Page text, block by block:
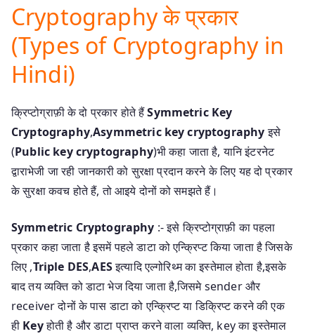
Cryptography के प्रकार
(Types of Cryptography in
Hindi)
क्रिप्टोग्राफ़ी के दो प्रकार होते हैंSymmetric Key
Cryptography,Asymmetric key cryptographyइसे
(Public key cryptography)भी कहा जाता है, यानि इंटरनेट
द्वाराभेजी जा रही जानकारी को सुरक्षा प्रदान करने के लिए यह दो प्रकार
के सुरक्षा कवच होते हैं, तो आइये दोनों को समझते हैं।
Symmetric Cryptography :- इसे क्रिप्टोग्राफ़ी का पहला
प्रकार कहा जाता है इसमें पहले डाटा को एन्क्रिप्ट किया जाता है जिसके
लिए ,Triple DES,AESइत्यादि एल्गोरिथ्म का इस्तेमाल होता है,इसके
बाद तय व्यक्ति को डाटा भेज दिया जाता है,जिसमे sender और
receiver दोनों के पास डाटा को एन्क्रिप्ट या डिक्रिप्ट करने की एक
ही Keyहोती है और डाटा प्राप्त करने वाला व्यक्ति, key का इस्तेमाल